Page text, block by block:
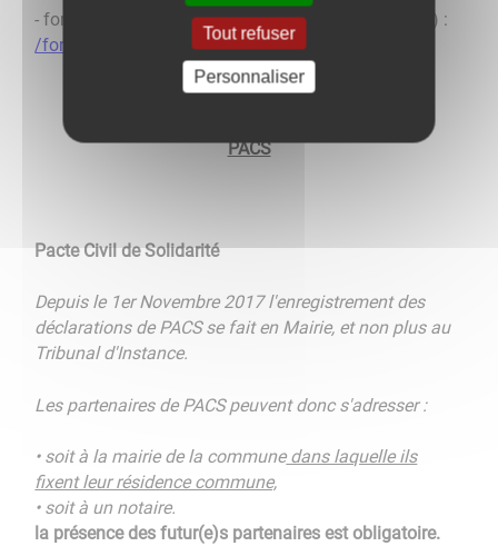
- formulaire de demande de livret de famille (autres) :
/formulaire.pdf
PACS
Pacte Civil de Solidarité
Depuis le 1er Novembre 2017 l'enregistrement des
déclarations de PACS se fait en Mairie, et non plus au
Tribunal d'Instance.
Les partenaires de PACS peuvent donc s'adresser :
• soit à la mairie de la communedans laquelle ils
fixent leur résidence commune,
• soit à un notaire.
la présence des futur(e)s partenaires est obligatoire.
Tout refuser
Personnaliser